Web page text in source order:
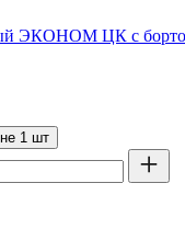
ЭКОНОМ ЦК с
1 шт